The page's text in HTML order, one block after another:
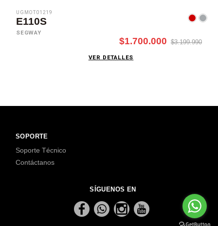
UGMOT01219
E110S
SEGWAY
$1.700.000 $3.199.990
VER DETALLES
SOPORTE
Soporte Técnico
Contáctanos
SÍGUENOS EN